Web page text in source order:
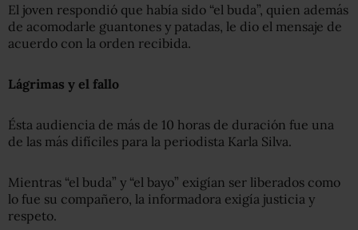
El joven respondió que había sido “el buda”, quien además
de acomodarle guantones y patadas, le dio el mensaje de
acuerdo con la orden recibida.
Lágrimas y el fallo
Ésta audiencia de más de 10 horas de duración fue una
de las más difíciles para la periodista Karla Silva.
Mientras “el buda” y “el bayo” exigían ser liberados como
lo fue su compañero, la informadora exigía justicia y
respeto.